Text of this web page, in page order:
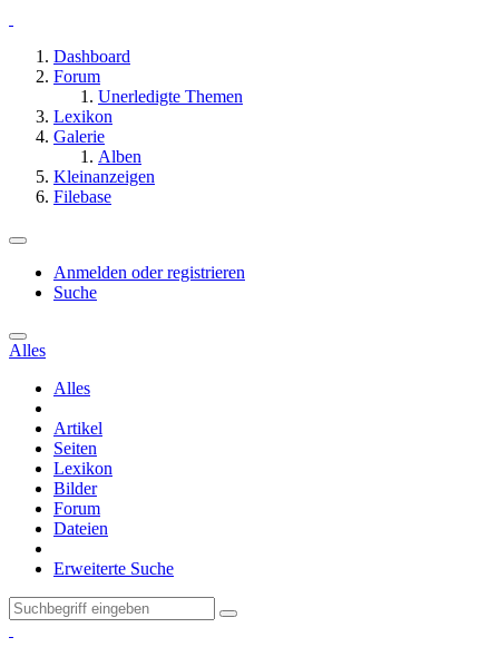
Dashboard
Forum
Unerledigte Themen
Lexikon
Galerie
Alben
Kleinanzeigen
Filebase
Anmelden oder registrieren
Suche
Alles
Alles
Artikel
Seiten
Lexikon
Bilder
Forum
Dateien
Erweiterte Suche